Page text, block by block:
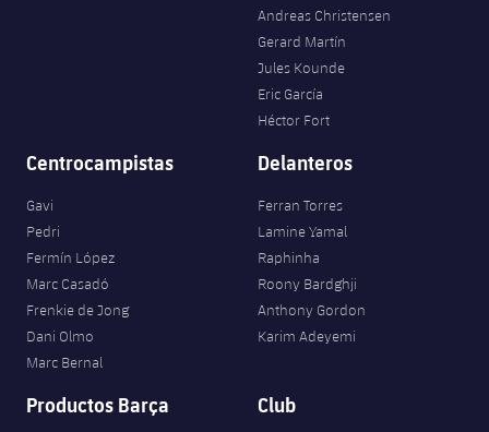
Andreas Christensen
Gerard Martín
Jules Kounde
Eric García
Héctor Fort
Centrocampistas
Gavi
Pedri
Fermín López
Marc Casadó
Frenkie de Jong
Dani Olmo
Marc Bernal
Delanteros
Ferran Torres
Lamine Yamal
Raphinha
Roony Bardghji
Anthony Gordon
Karim Adeyemi
Productos Barça Club